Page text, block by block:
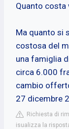
Quanto costa
Ma quanto si
costosa del
una famiglia
circa 6.000
cambio
27 dicembre
Richiesta di
isualizza la